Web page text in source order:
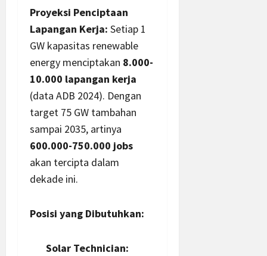
Proyeksi Penciptaan
Lapangan Kerja: Setiap 1
GW kapasitas renewable
energy menciptakan 8.000-
10.000 lapangan kerja
(data ADB 2024). Dengan
target 75 GW tambahan
sampai 2035, artinya
600.000-750.000 jobs
akan tercipta dalam
dekade ini.
Posisi yang Dibutuhkan:
Solar Technician: